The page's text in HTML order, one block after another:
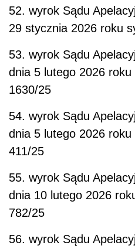
52. wyrok Sądu
29 stycznia 2026 roku
53. wyrok Sądu
dnia 5 lutego 2026
1630/25
54. wyrok Sądu
dnia 5 lutego 2026
411/25
55. wyrok Sądu
dnia 10 lutego 2026
782/25
56. wyrok Sądu